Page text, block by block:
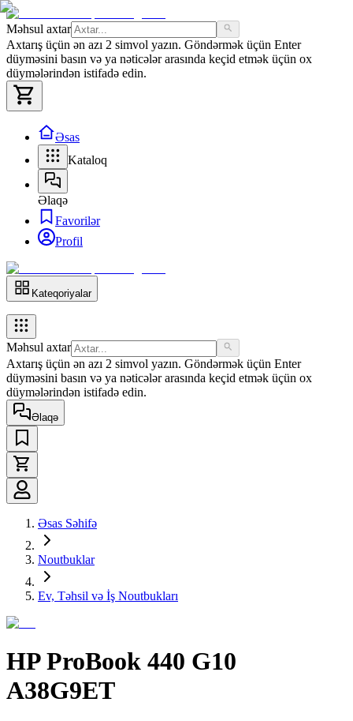
Məhsul axtar
Axtarış üçün ən azı 2 simvol yazın. Göndərmək üçün Enter
düyməsini basın və ya nəticələr arasında keçid etmək üçün ox
düymələrindən istifadə edin.
Əsas
Kataloq
Əlaqə
Favorilər
Profil
Kateqoriyalar
Məhsul axtar
Axtarış üçün ən azı 2 simvol yazın. Göndərmək üçün Enter
düyməsini basın və ya nəticələr arasında keçid etmək üçün ox
düymələrindən istifadə edin.
Əlaqə
Əsas Səhifə
Noutbuklar
Ev, Təhsil və İş Noutbukları
HP ProBook 440 G10
A38G9ET